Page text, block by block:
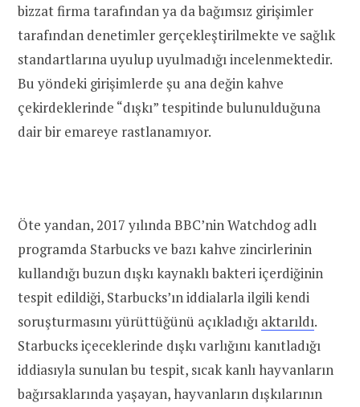
bizzat firma tarafından ya da bağımsız girişimler
tarafından denetimler gerçekleştirilmekte ve sağlık
standartlarına uyulup uyulmadığı incelenmektedir.
Bu yöndeki girişimlerde şu ana değin kahve
çekirdeklerinde “dışkı” tespitinde bulunulduğuna
dair bir emareye rastlanamıyor.
Öte yandan, 2017 yılında BBC’nin Watchdog adlı
programda Starbucks ve bazı kahve zincirlerinin
kullandığı buzun dışkı kaynaklı bakteri içerdiğinin
tespit edildiği, Starbucks’ın iddialarla ilgili kendi
soruşturmasını yürüttüğünü açıkladığı aktarıldı.
Starbucks içeceklerinde dışkı varlığını kanıtladığı
iddiasıyla sunulan bu tespit, sıcak kanlı hayvanların
bağırsaklarında yaşayan, hayvanların dışkılarının